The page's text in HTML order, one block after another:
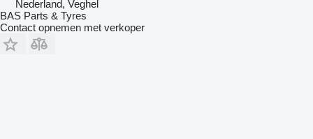
Nederland, Veghel
BAS Parts & Tyres
Contact opnemen met verkoper